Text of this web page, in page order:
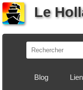
Le
Blog